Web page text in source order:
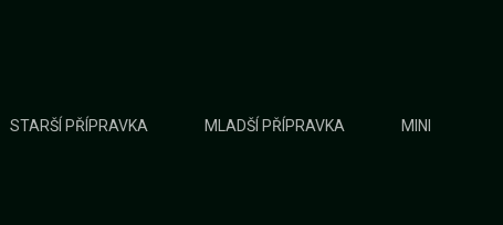
STARŠÍ PŘÍPRAVKA MLADŠÍ PŘÍPRAVKA MINI